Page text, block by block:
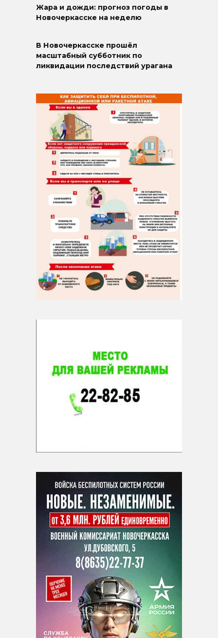
Жара и дожди: прогноз погоды в
Новочеркасске на неделю
В Новочеркасске прошёл
масштабный субботник по
ликвидации последствий урагана